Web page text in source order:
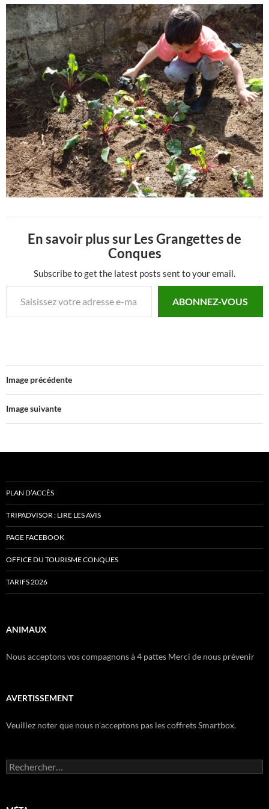
En savoir plus sur Les Grangettes de
Conques
Subscribe to get the latest posts sent to your email.
Saisissez votre adresse e-mail…
ABONNEZ-VOUS
Image précédente
Image suivante
PLAN D’ACCÈS
TRIPADVISOR : LIRE LES AVIS
PAGE FACEBOOK
OFFICE DU TOURISME CONQUES
TARIFS 2026
ANIMAUX
Nous acceptons vos compagnons à 4 pattes Merci de nous prévenir
AVERTISSEMENT
Veuillez noter que nous n'acceptons pas les coffrets Smartbox.
Rechercher :